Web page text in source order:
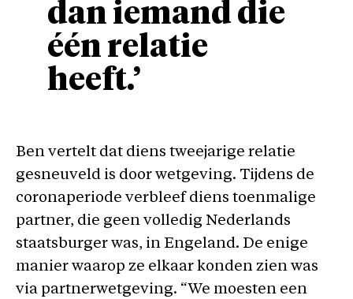
dan iemand die
één relatie
heeft.’
Ben vertelt dat diens tweejarige relatie
gesneuveld is door wetgeving. Tijdens de
coronaperiode verbleef diens toenmalige
partner, die geen volledig Nederlands
staatsburger was, in Engeland. De enige
manier waarop ze elkaar konden zien was
via partnerwetgeving. “We moesten een